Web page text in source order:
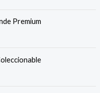
Premium